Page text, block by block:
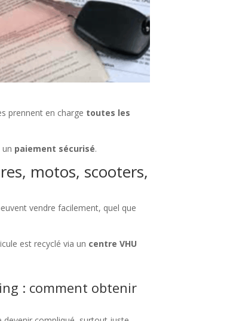
prennent en charge toutes les
paiement sécurisé.
motos, scooters,
vendre facilement, quel que
est recyclé via un centre VHU
: comment obtenir